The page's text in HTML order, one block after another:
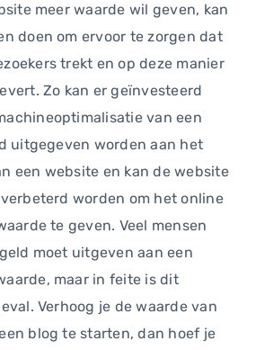
meer waarde wil geven, kan
doen om ervoor te zorgen dat
trekt en op deze manier
Zo kan er geïnvesteerd
van een
uitgegeven worden aan het
een website en kan de website
worden om het online
te geven. Veel mensen
moet uitgeven aan een
maar in feite is dit
Verhoog je de waarde van
blog te starten, dan hoef je